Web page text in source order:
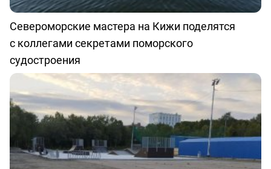
Североморские мастера на Кижи поделятся
с коллегами секретами поморского
судостроения